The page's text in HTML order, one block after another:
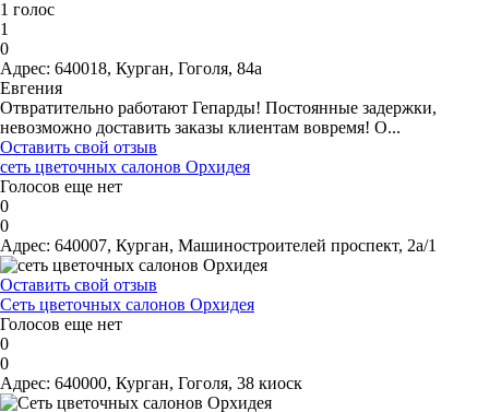
1 голос
1
0
Адрес: 640018, Курган, Гоголя, 84а
Евгения
Отвратительно работают Гепарды! Постоянные задержки,
невозможно доставить заказы клиентам вовремя! О...
Оставить свой отзыв
сеть цветочных салонов Орхидея
Голосов еще нет
0
0
Адрес: 640007, Курган, Машиностроителей проспект, 2а/1
Оставить свой отзыв
Сеть цветочных салонов Орхидея
Голосов еще нет
0
0
Адрес: 640000, Курган, Гоголя, 38 киоск